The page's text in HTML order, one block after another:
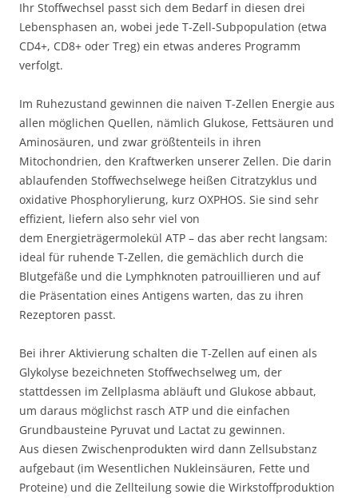
Ihr Stoffwechsel passt sich dem Bedarf in diesen drei
Lebensphasen an, wobei jede T-Zell-Subpopulation (etwa
CD4+, CD8+ oder Treg) ein etwas anderes Programm
verfolgt.
Im Ruhezustand gewinnen die naiven T-Zellen Energie aus
allen möglichen Quellen, nämlich Glukose, Fettsäuren und
Aminosäuren, und zwar größtenteils in ihren
Mitochondrien, den Kraftwerken unserer Zellen. Die darin
ablaufenden Stoffwechselwege heißen Citratzyklus und
oxidative Phosphorylierung, kurz OXPHOS. Sie sind sehr
effizient, liefern also sehr viel von
dem Energieträgermolekül ATP – das aber recht langsam:
ideal für ruhende T-Zellen, die gemächlich durch die
Blutgefäße und die Lymphknoten patrouillieren und auf
die Präsentation eines Antigens warten, das zu ihren
Rezeptoren passt.
Bei ihrer Aktivierung schalten die T-Zellen auf einen als
Glykolyse bezeichneten Stoffwechselweg um, der
stattdessen im Zellplasma abläuft und Glukose abbaut,
um daraus möglichst rasch ATP und die einfachen
Grundbausteine Pyruvat und Lactat zu gewinnen.
Aus diesen Zwischenprodukten wird dann Zellsubstanz
aufgebaut (im Wesentlichen Nukleinsäuren, Fette und
Proteine) und die Zellteilung sowie die Wirkstoffproduktion